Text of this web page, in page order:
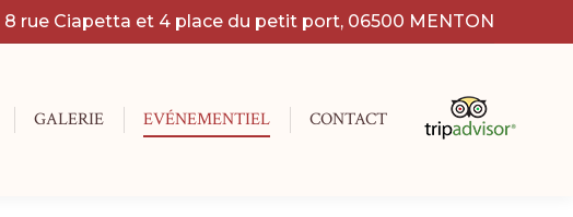
8 rue Ciapetta et 4 place du petit port, 06500 MENTON
GALERIE EVÉNEMENTIEL CONTACT